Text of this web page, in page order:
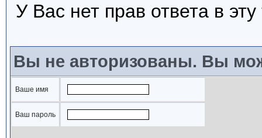
У Вас нет прав ответа в
Вы не авторизованы. Вы
Ваше имя
Ваш пароль